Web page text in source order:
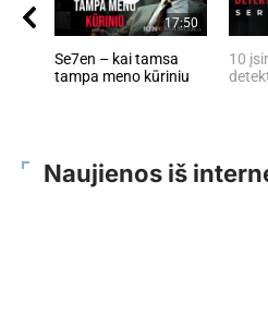
17:50
Se7en – kai tamsa
tampa meno kūriniu
10
Naujienos iš